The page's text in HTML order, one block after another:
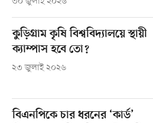
কুড়িগ্রাম কৃষি বিশ্ববিদ্যালয়ে স্থায়ী
ক্যাম্পাস হবে তো?
২৩ জুলাই ২০২৬
বিএনপিকে চার ধরনের ‘কার্ড’